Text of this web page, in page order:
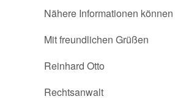
Nähere Informationen
Mit freundlichen Grüßen
Reinhard Otto
Rechtsanwalt